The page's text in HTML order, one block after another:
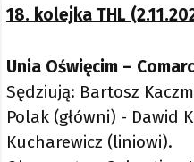
18. kolejka THL
Unia Oświęcim –
Sędziują: Bartosz
Polak (główni) - Dawid
Kucharewicz (liniowi).